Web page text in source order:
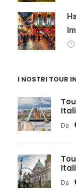
I NOSTRI TOUR
Da
Da